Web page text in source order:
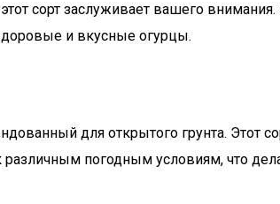
сорт заслуживает вашего
и вкусные огурцы.
для открытого грунта. Этот
различным погодным условиям, что